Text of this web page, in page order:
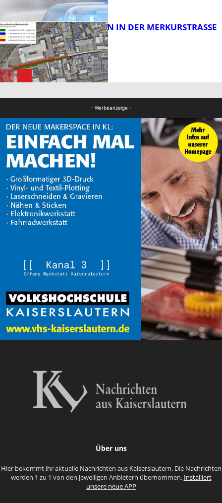
FB News
BAUARBEITEN IN DER MERKURSTRASSE
- Werbeanzeige -
Über uns
Hier bekommt ihr aktuelle Nachrichten aus Kaiserslautern. Die Nachrichten
werden 1 zu 1 von den jeweiligen Anbietern übernommen. Installiert
unsere neue APP